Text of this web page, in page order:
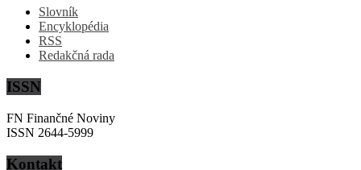
Slovník
Encyklopédia
RSS
Redakčná rada
ISSN
FN Finančné Noviny
ISSN 2644-5999
Kontakt